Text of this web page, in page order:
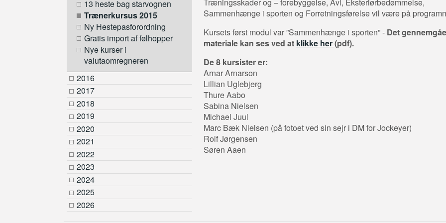
13 heste bag starvognen
Trænerkursus 2015
Ny Hestepasforordning
Gratis import af følhopper
Nye kurser i
valutaomregneren
2016
2017
2018
2019
2020
2021
2022
2023
2024
2025
2026
Træningsskader og – forebyggelse, Avl, Eksteriørbedømmelse,
Sammenhænge i sporten og Forretningsførelse vil være på
Kursets først modul var ”Sammenhænge i sporten” - Det
materiale kan ses ved at klikke her(pdf).
De 8 kursister er:
Arnar Arnarson
Lillian Uglebjerg
Thure Aabo
Sabina Nielsen
Michael Juul
Marc Bæk Nielsen (på fotoet ved sin sejr i DM for Jockeyer)
Rolf Jørgensen
Søren Aaen